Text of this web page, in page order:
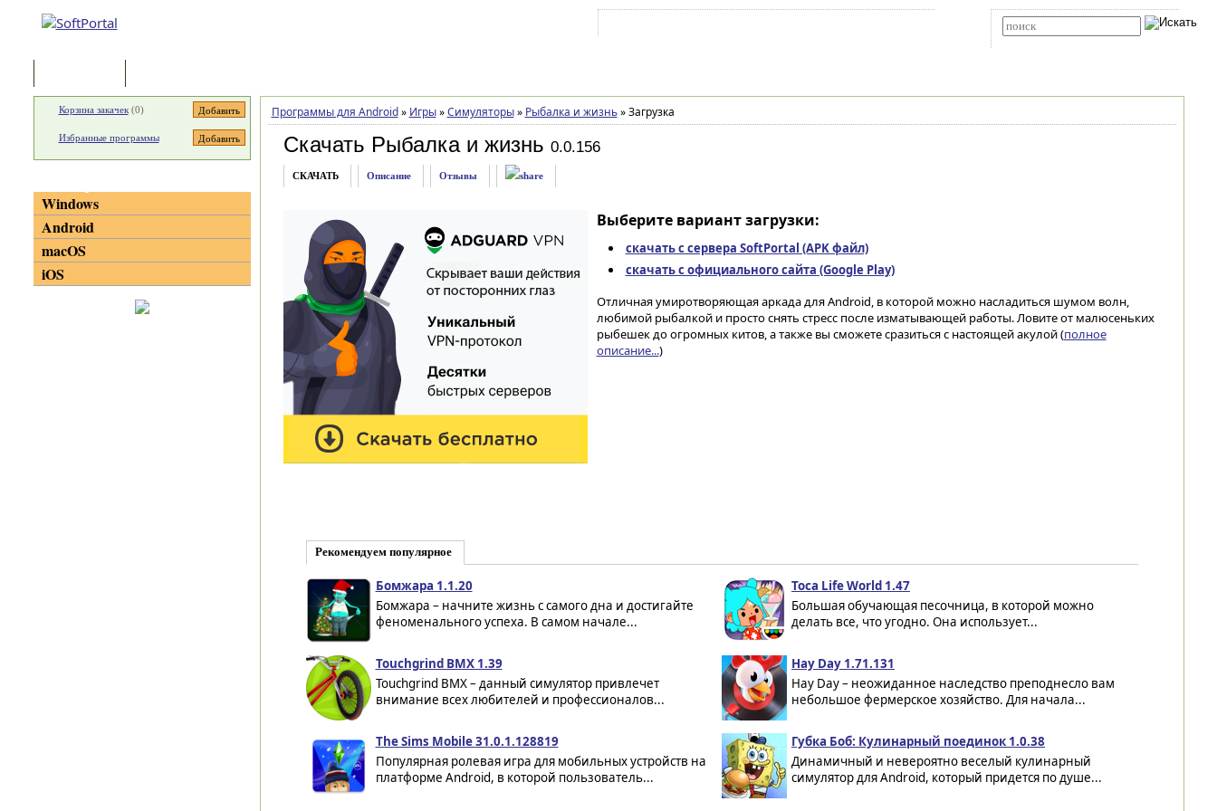
Программы для Android » Игры » Симуляторы » Рыбалка и жизнь »Загрузка
Скачать Рыбалка и жизнь 0.0.156
СКАЧАТЬ Описание Отзывы
Выберите вариант загрузки:
скачать с сервера SoftPortal (APK файл)
скачать с официального сайта (Google Play)
Отличная умиротворяющая аркада для Android, в которой можно насладиться шумом волн,
любимой рыбалкой и просто снять стресс после изматывающей работы. Ловите от малюсеньких
рыбешек до огромных китов, а также вы сможете сразиться с настоящей акулой (полное
описание...)
Рекомендуем популярное
Бомжара 1.1.20
Бомжара – начните жизнь с самого дна и достигайте
феноменального успеха. В самом начале...
Toca Life World 1.47
Большая обучающая песочница, в которой можно
делать все, что угодно. Она использует...
Touchgrind BMX 1.39
Touchgrind BMX – данный симулятор привлечет
внимание всех любителей и профессионалов...
Hay Day 1.71.131
Hay Day – неожиданное наследство преподнесло вам
небольшое фермерское хозяйство. Для начала...
The Sims Mobile 31.0.1.128819
Популярная ролевая игра для мобильных устройств на
платформе Android, в которой пользователь...
Губка Боб: Кулинарный поединок 1.0.38
Динамичный и невероятно веселый кулинарный
симулятор для Android, который придется по душе...
Корзина закачек(0)
Избранные программы
Windows
Android
macOS
iOS